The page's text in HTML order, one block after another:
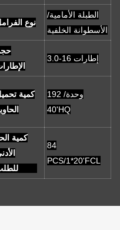
نوع
الطبلة الأمامية/
الأسطوانة الخلفية
3.0-16 إطارات
كمية
192 وحدة/
40'HQ
كمية
84
PCS/1*20'FCL